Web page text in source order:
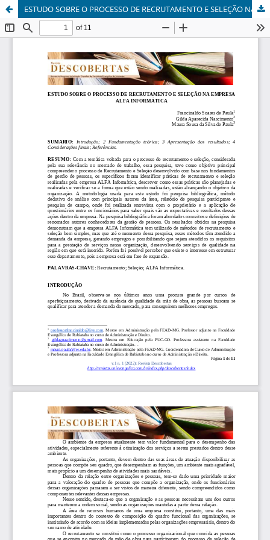
ESTUDO SOBRE O PROCESSO DE RECRUTAMENTO E SELEÇÃO NA EMPRESA ALFA INFORMÁTICA